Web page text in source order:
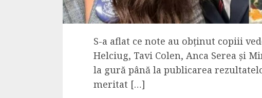
S-a aflat ce note au obținut copiii
Helciug, Tavi Colen, Anca Serea și
la gură până la publicarea
meritat […]